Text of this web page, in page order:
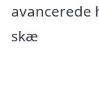
avancerede
skæ